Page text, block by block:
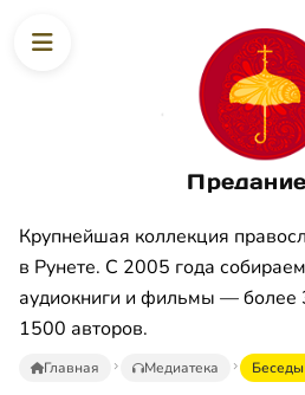
Крупнейшая коллекция
в Рунете. С 2005 года
аудиокниги и фильмы — более
1500 авторов.
Главная Медиатека